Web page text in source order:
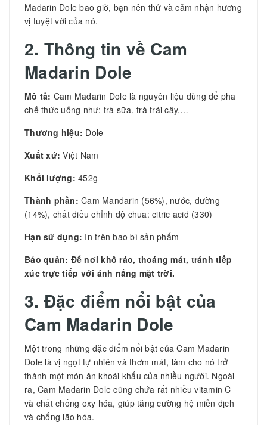
Madarin Dole bao giờ, bạn nên thử và cảm nhận hương
vị tuyệt vời của nó.
2. Thông tin về Cam
Madarin Dole
Mô tả: Cam Madarin Dole là nguyên liệu dùng để pha
chế thức uống như: trà sữa, trà trái cây,…
Thương hiệu: Dole
Xuất xứ: Việt Nam
Khối lượng: 452g
Thành phần: Cam Mandarin (56%), nước, đường
(14%), chất điều chỉnh độ chua: citric acid (330)
Hạn sử dụng: In trên bao bì sản phẩm
Bảo quản: Để nơi khô ráo, thoáng mát, tránh tiếp
xúc trực tiếp với ánh nắng mặt trời.
3. Đặc điểm nổi bật của
Cam Madarin Dole
Một trong những đặc điểm nổi bật của Cam Madarin
Dole là vị ngọt tự nhiên và thơm mát, làm cho nó trở
thành một món ăn khoái khẩu của nhiều người. Ngoài
ra, Cam Madarin Dole cũng chứa rất nhiều vitamin C
và chất chống oxy hóa, giúp tăng cường hệ miễn dịch
và chống lão hóa.